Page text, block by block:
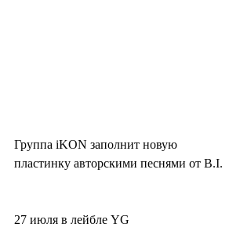
Группа iKON заполнит новую
пластинку авторскими песнями от B.I.
27 июля в лейбле YG